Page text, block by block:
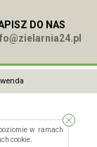
DO NAS
w ramach
cookie.